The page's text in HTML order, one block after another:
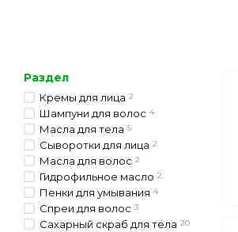
Раздел
Кремы для лица 2
Шампуни для волос 4
Масла для тела 5
Сыворотки для лица 2
Масла для волос 2
Гидрофильное масло 2
Пенки для умывания 4
Спреи для волос 3
Сахарный скраб для тела 20